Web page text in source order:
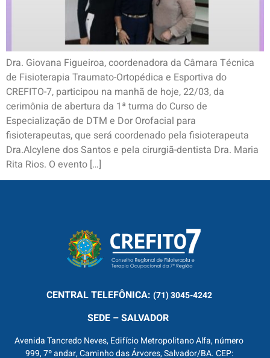
Dra. Giovana Figueiroa, coordenadora da Câmara Técnica
de Fisioterapia Traumato-Ortopédica e Esportiva do
CREFITO-7, participou na manhã de hoje, 22/03, da
cerimônia de abertura da 1ª turma do Curso de
Especialização de DTM e Dor Orofacial para
fisioterapeutas, que será coordenado pela fisioterapeuta
Dra.Alcylene dos Santos e pela cirurgiã-dentista Dra. Maria
Rita Rios. O evento […]
CENTRALTELEFÔNICA: (71) 3045-4242
SEDE – SALVADOR
Avenida Tancredo Neves, Edifício Metropolitano Alfa, número
999, 7º andar, Caminho das Árvores, Salvador/BA. CEP: